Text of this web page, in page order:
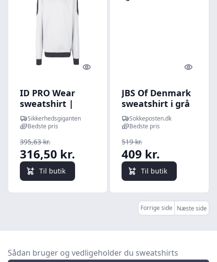
Quick look
ID PRO Wear
sweatshirt |
kontrast - Hvid /
5XL | | |
Sikkerhedsgiganten
Bedste pris
395,63 kr.
316,50 kr.
Til butik
Quick
JBS Of Denmark
sweatshirt i grå
til herre
Sokkeposten.dk
Bedste pris
519 kr.
409 kr.
Til butik
Forrige side Næste side
Sådan bruger og vedligeholder du sweatshirts